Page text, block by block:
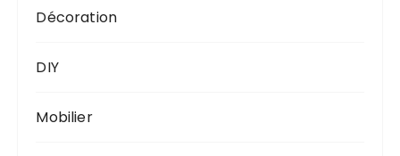
Décoration
DIY
Mobilier